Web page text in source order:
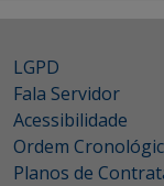
LGPD
Fala Servidor
Acessibilidade
Ordem
Planos de